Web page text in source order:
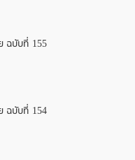
ฉบับที่ 155
ฉบับที่ 154